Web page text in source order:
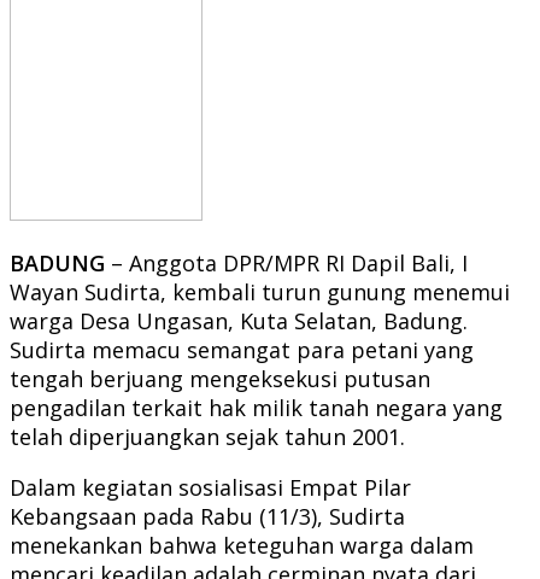
BADUNG – Anggota DPR/MPR RI Dapil Bali, I
Wayan Sudirta, kembali turun gunung menemui
warga Desa Ungasan, Kuta Selatan, Badung.
Sudirta memacu semangat para petani yang
tengah berjuang mengeksekusi putusan
pengadilan terkait hak milik tanah negara yang
telah diperjuangkan sejak tahun 2001.
Dalam kegiatan sosialisasi Empat Pilar
Kebangsaan pada Rabu (11/3), Sudirta
menekankan bahwa keteguhan warga dalam